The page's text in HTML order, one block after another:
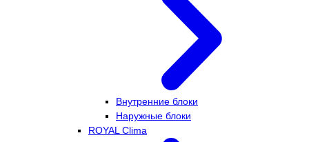
Внутренние блоки
Наружные блоки
ROYAL Clima